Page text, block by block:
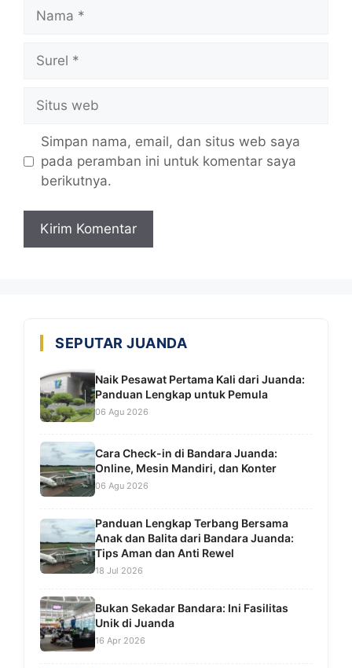
web
Simpan nama, email, dan situs web saya
pada peramban ini untuk komentar saya
berikutnya.
SEPUTAR JUANDA
Naik Pesawat Pertama Kali dari Juanda:
Panduan Lengkap untuk Pemula
06 Agu 2026
Cara Check-in di Bandara Juanda:
Online, Mesin Mandiri, dan Konter
06 Agu 2026
Panduan Lengkap Terbang Bersama
Anak dan Balita dari Bandara Juanda:
Tips Aman dan Anti Rewel
18 Jul 2026
Bukan Sekadar Bandara: Ini Fasilitas
Unik di Juanda
16 Apr 2026